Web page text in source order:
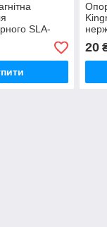
SLA-
20